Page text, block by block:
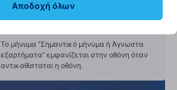
Το μήνυμα "Σημαντικό μήνυμα ή Άγνωστα
εξαρτήματα" εμφανίζεται στην οθόνη όταν
αντικαθίσταται η οθόνη.
Αποδοχή όλων